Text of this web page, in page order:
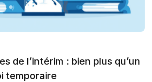
de l’intérim : bien plus qu’un
temporaire